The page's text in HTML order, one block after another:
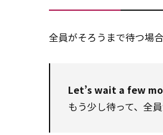
全員がそろうまで待つ場
Let’s wait a few
もう少し待って、全